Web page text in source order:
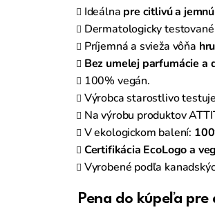
Ideálna pre citlivú a
Dermatologicky
Príjemná a svieža vôňa
Bez umelej parfumácie a
100% vegán.
Výrobca starostlivo
Na výrobu produktov
V ekologickom balení:
Certifikácia EcoLogo a
Vyrobené podľa
Pena do kúpeľa pre